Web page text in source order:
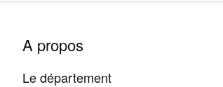
A propos
Le département